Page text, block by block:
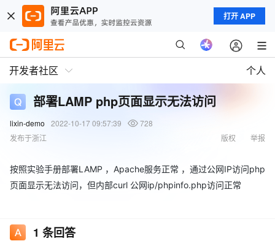
打开 APP
开发者社区 个人
部署LAMP php页面显示无法访问
lixin-demo 2022-10-17 09:57:39
728
发布于浙江
举报
版权
按照实验手册部署LAMP ，Apache服务正常 ，通过公网IP访问php
页面显示无法访问，但内部curl 公网ip/phpinfo.php访问正常
1 条回答